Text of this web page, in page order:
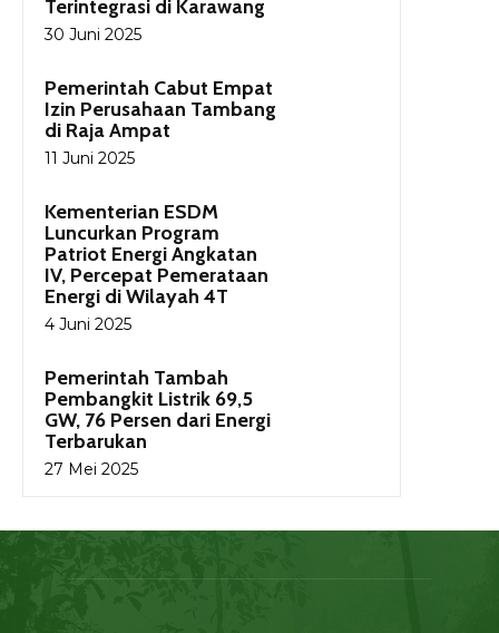
Terintegrasi di Karawang
30 Juni 2025
Pemerintah Cabut Empat
Izin Perusahaan Tambang
di Raja Ampat
11 Juni 2025
Kementerian ESDM
Luncurkan Program
Patriot Energi Angkatan
IV, Percepat Pemerataan
Energi di Wilayah 4T
4 Juni 2025
Pemerintah Tambah
Pembangkit Listrik 69,5
GW, 76 Persen dari Energi
Terbarukan
27 Mei 2025